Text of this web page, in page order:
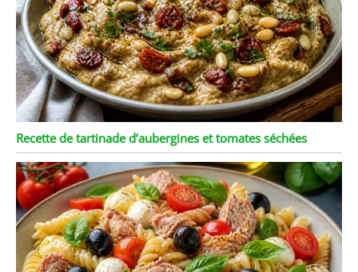
Recette de tartinade d’aubergines et tomates séchées